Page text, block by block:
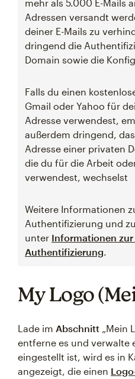
mehr als 5.000 E-Mails
Adressen versandt
deiner E-Mails zu
dringend die
Domain sowie die
Falls du einen
Gmail oder Yahoo für
Adresse verwendest,
außerdem dringend,
Adresse einer privaten
die du für die Arbeit
verwendest, wechselst
Weitere Informationen
Authentifizierung und
unter Informationen zur
Authentifizierung.
My Logo
Lade im Abschnitt „Mein
entferne es und verwalte
eingestellt ist, wird es in
angezeigt, die einen